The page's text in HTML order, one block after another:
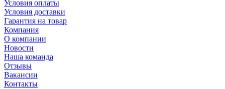
Условия оплаты
Условия доставки
Гарантия на товар
Компания
О компании
Новости
Наша команда
Отзывы
Вакансии
Контакты